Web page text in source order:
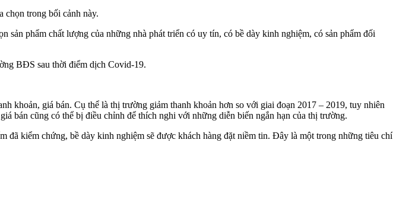
chọn trong bối cảnh này.
phẩm chất lượng của những nhà phát triển có uy tín, có bề dày kinh nghiệm, có sản phẩm đối
BĐS sau thời điểm dịch Covid-19.
khoản, giá bán. Cụ thể là thị trường giảm thanh khoản hơn so với giai đoạn 2017 – 2019, tuy nhiên
bán cũng có thể bị điều chỉnh để thích nghi với những diễn biến ngắn hạn của thị trường.
kiểm chứng, bề dày kinh nghiệm sẽ được khách hàng đặt niềm tin. Đây là một trong những tiêu chí